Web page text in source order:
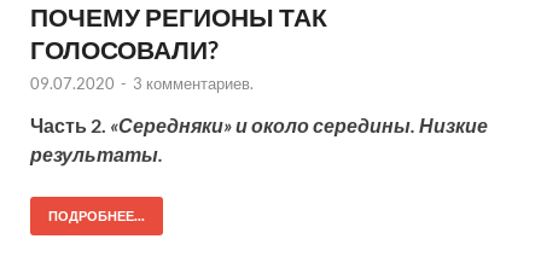
ПОЧЕМУ РЕГИОНЫ ТАК
ГОЛОСОВАЛИ?
09.07.2020 - 3 комментариев.
Часть 2. «Середняки» и около середины. Низкие
результаты.
ПОДРОБНЕЕ...